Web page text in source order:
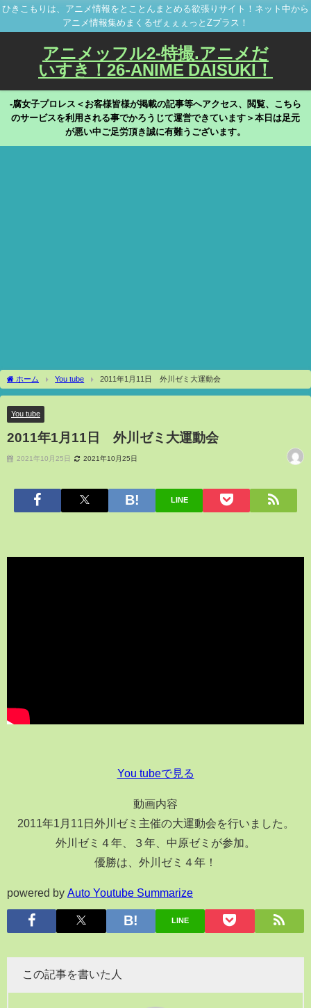
ひきこもりは、アニメ情報をとことんまとめる欲張りサイト！ネット中から
アニメ情報集めまくるぜぇぇぇっとZプラス！
アニメッフル2-特撮.アニメだ
いすき！26-ANIME DAISUKI！
-腐女子プロレス＜お客様皆様が掲載の記事等へアクセス、閲覧、こちら
のサービスを利用される事でかろうじて運営できています＞本日は足元
が悪い中ご足労頂き誠に有難うございます。
ホーム You tube 2011年1月11日 外川ゼミ大運動会
You tube
2011年1月11日 外川ゼミ大運動会
2021年10月25日 2021年10月25日
LINE
You tubeで見る
動画内容
2011年1月11日外川ゼミ主催の大運動会を行いました。
外川ゼミ４年、３年、中原ゼミが参加。
優勝は、外川ゼミ４年！
powered by Auto Youtube Summarize
LINE
この記事を書いた人